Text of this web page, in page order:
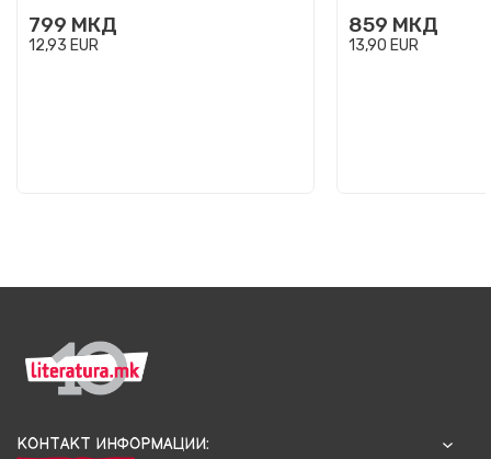
799 МКД
12,93 EUR
859 МКД
13,90 EUR
КОНТАКТ ИНФОРМАЦИИ: